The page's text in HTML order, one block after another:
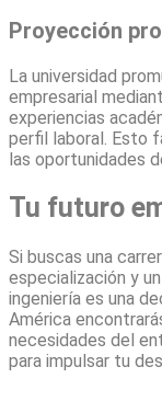
Proyección
La universidad
empresarial
experiencias
perfil laboral. Esto
las oportunidades
Tu futuro
Si buscas una
especialización y
ingeniería es una
América
necesidades del
para impulsar tu